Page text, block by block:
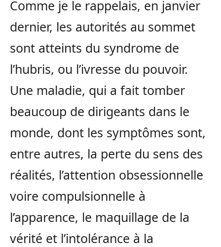
Comme je le rappelais, en janvier
dernier, les autorités au sommet
sont atteints du syndrome de
l’hubris, ou l’ivresse du pouvoir.
Une maladie, qui a fait tomber
beaucoup de dirigeants dans le
monde, dont les symptômes sont,
entre autres, la perte du sens des
réalités, l’attention obsessionnelle
voire compulsionnelle à
l’apparence, le maquillage de la
vérité et l’intolérance à la